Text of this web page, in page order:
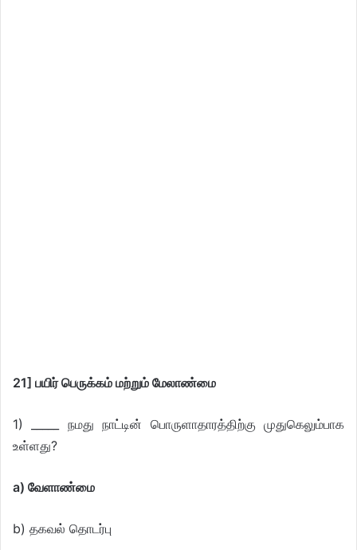
21] பயிர் பெருக்கம் மற்றும் மேலாண்மை
1) _____ நமது நாட்டின் பொருளாதாரத்திற்கு முதுகெலும்பாக
உள்ளது?
a) வேளாண்மை
b) தகவல் தொடர்பு